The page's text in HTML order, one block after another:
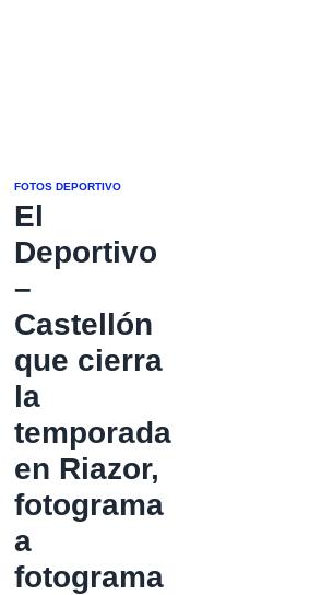
FOTOS DEPORTIVO
El
Deportivo
–
Castellón
que cierra
la
temporada
en Riazor,
fotograma
a
fotograma